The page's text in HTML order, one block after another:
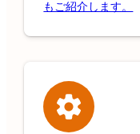
もご紹介します。